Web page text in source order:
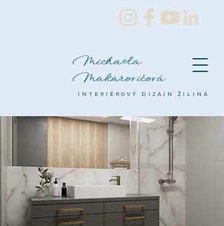
Michaela
Makarovičová
INTERIÉROVÝ DIZAJN ŽILINA